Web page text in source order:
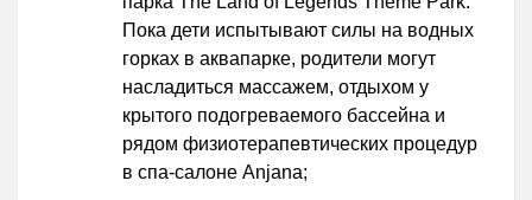
Пока дети испытывают силы на водных
горках в аквапарке, родители могут
насладиться массажем, отдыхом у
крытого подогреваемого бассейна и
рядом физиотерапевтических процедур
в спа-салоне Anjana;